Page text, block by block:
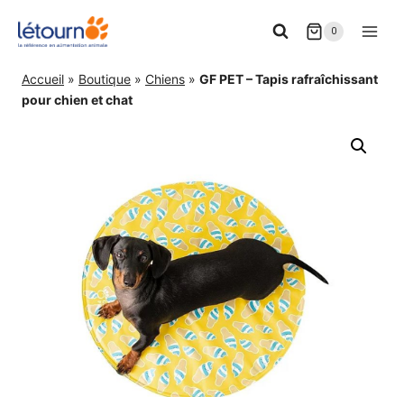
0
Accueil » Boutique » Chiens » GF PET – Tapis rafraîchissant
pour chien et chat